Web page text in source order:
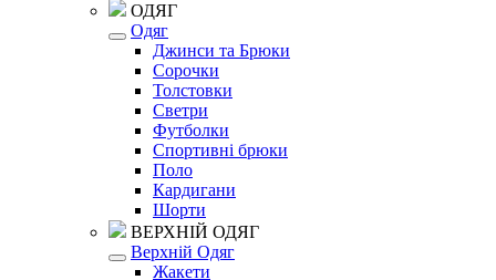
ОДЯГ
Одяг
Джинси та Брюки
Сорочки
Толстовки
Светри
Футболки
Спортивні брюки
Поло
Кардигани
Шорти
ВЕРХНІЙ ОДЯГ
Верхній Одяг
Жакети